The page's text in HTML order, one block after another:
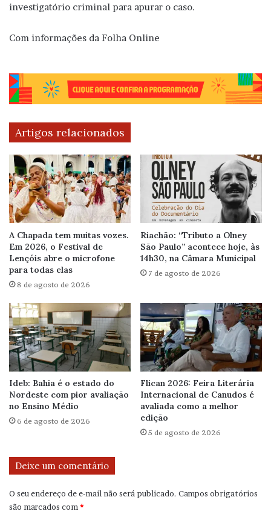
investigatório criminal para apurar o caso.
Com informações da Folha Online
Artigos relacionados
A Chapada tem muitas vozes.
Em 2026, o Festival de
Lençóis abre o microfone
para todas elas
8 de agosto de 2026
Riachão: “Tributo a Olney
São Paulo” acontece hoje, às
14h30, na Câmara Municipal
7 de agosto de 2026
Ideb: Bahia é o estado do
Nordeste com pior avaliação
no Ensino Médio
6 de agosto de 2026
Flican 2026: Feira Literária
Internacional de Canudos é
avaliada como a melhor
edição
5 de agosto de 2026
Deixe um comentário
O seu endereço de e-mail não será publicado. Campos obrigatórios
são marcados com*